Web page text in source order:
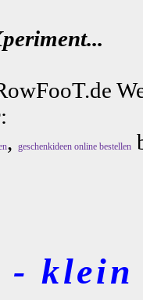
, geschenkideen online bestellen
-